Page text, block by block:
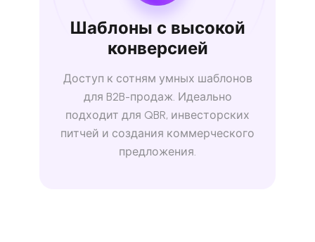
Шаблоны с высокой
конверсией
Доступ к сотням умных шаблонов
для B2B-продаж. Идеально
подходит для QBR, инвесторских
питчей и создания коммерческого
предложения.